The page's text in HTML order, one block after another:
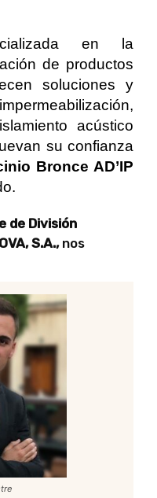
en la
de productos
soluciones y
acústico
su confianza
BronceAD’IP
de División
S.A.,nos